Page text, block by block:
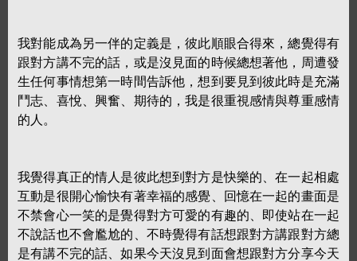
我對能成為另一伴的定義是，彼此順眼合得來，總覺得有
跟對方講不完的話，或是沒見面的時候總想著他，周遭發
生任何事情想第一時間告訴他，想到要見到彼此時是充滿
鬥志、喜悅、興奮、期待的，我是很重視感情與尊重感情
的人。
我覺得真正的情人是彼此想到對方是快樂的、在一起相處
互動是很開心愉快有著幸福的感覺、回憶在一起的畫面是
不禁會心一笑的是覺得對方可愛的有趣的、即使站在一起
不說話也不會尷尬的、不時覺得有話想跟對方講跟對方總
是有講不完的話、如果今天沒見到面會想跟對方分享今天